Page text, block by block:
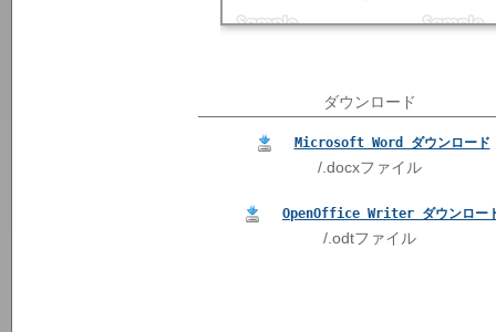
ダウンロード
Microsoft Word ダウンロード
/.docxファイル
OpenOffice Writer ダウンロー
/.odtファイル